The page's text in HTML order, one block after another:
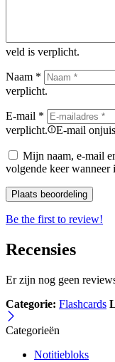
veld is verplicht.
Naam *
verplicht.
E-mail *
verplicht.
E-mail
Mijn naam, e-mail
volgende keer wanneer
Be the first to review!
Recensies
Er zijn nog geen
Categorie: Flashcards
Categorieën
Notitiebloks